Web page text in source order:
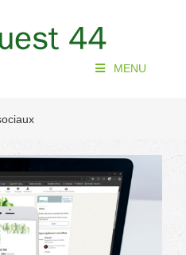
MENU